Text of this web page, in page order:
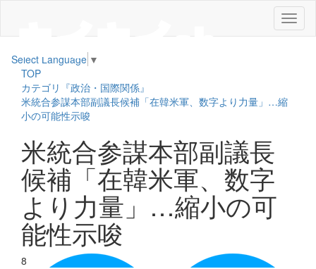
メ
ニ
Select Language ▼
TOP
カテゴリ『政治・国際関係』
米統合参謀本部副議長候補「在韓米軍、数字より力量」…縮
小の可能性示唆
米統合参謀本部副議長
候補「在韓米軍、数字
より力量」…縮小の可
能性示唆
8